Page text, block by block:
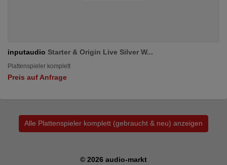
inputaudio Starter & Origin Live Silver W...
Plattenspieler komplett
Preis auf Anfrage
Alle Plattenspieler komplett (gebraucht & neu) anzeigen
© 2026 audio-markt